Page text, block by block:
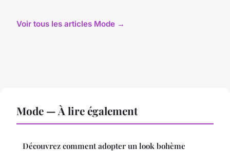
Voir tous les articles Mode →
Mode — À lire également
Découvrez comment adopter un look bohème